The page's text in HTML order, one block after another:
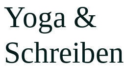
Yoga &
Schreiben